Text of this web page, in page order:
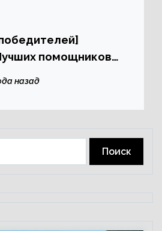
помощников
назад